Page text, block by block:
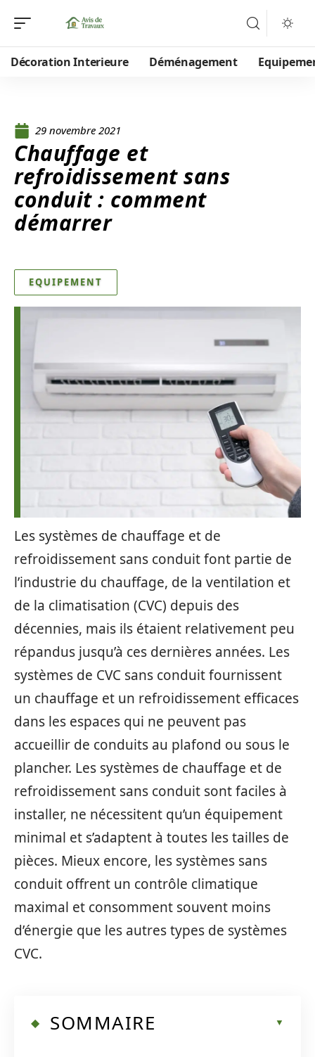
Décoration Interieure Déménagement
29 novembre 2021
Chauffage et
refroidissement sans
conduit : comment
démarrer
EQUIPEMENT
Les systèmes de chauffage et de
refroidissement sans conduit font partie de
l’industrie du chauffage, de la ventilation et
de la climatisation (CVC) depuis des
décennies, mais ils étaient relativement peu
répandus jusqu’à ces dernières années. Les
systèmes de CVC sans conduit fournissent
un chauffage et un refroidissement efficaces
dans les espaces qui ne peuvent pas
accueillir de conduits au plafond ou sous le
plancher. Les systèmes de chauffage et de
refroidissement sans conduit sont faciles à
installer, ne nécessitent qu’un équipement
minimal et s’adaptent à toutes les tailles de
pièces. Mieux encore, les systèmes sans
conduit offrent un contrôle climatique
maximal et consomment souvent moins
d’énergie que les autres types de systèmes
CVC.
SOMMAIRE